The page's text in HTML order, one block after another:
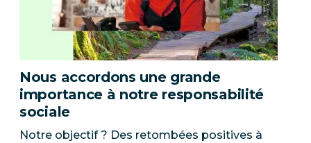
Nous accordons une grande
importance à notre responsabilité
sociale
Notre objectif ? Des retombées positives à